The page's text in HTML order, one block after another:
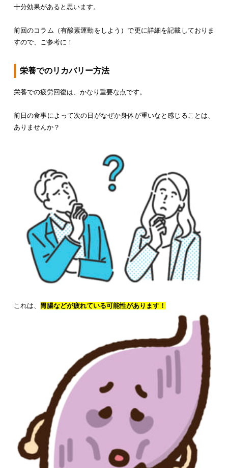
十分効果があると思います。
前回のコラム（有酸素運動をしよう）で更に詳細を記載しておりま
すので、ご参考に！
栄養でのリカバリー方法
栄養での疲労回復は、かなり重要な点です。
前日の食事によって次の日がなぜか身体が重いなと感じることは、
ありませんか？
これは、 胃腸などが疲れている可能性があります！